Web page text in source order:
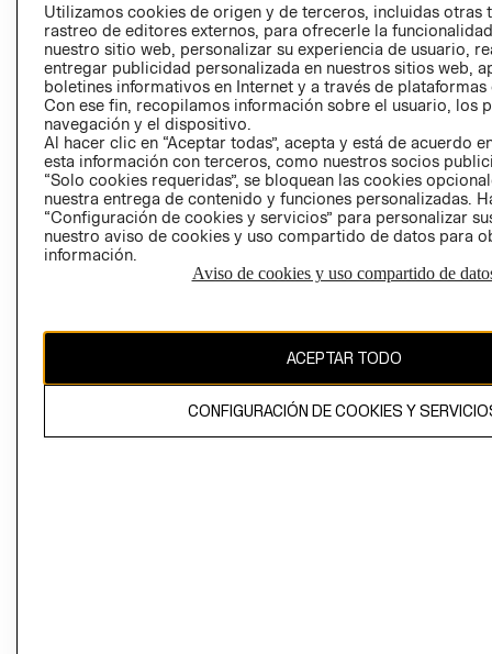
AVISO DE
PRIVACIDAD
GIFT CARD
El contenido de esta página web está protegido por copyright y es
Utilizamos cookies de origen y de terceros, incluidas otras
rastreo de editores externos, para ofrecerle la
nuestro sitio web, personalizar su experiencia de usuario,
entregar publicidad personalizada en nuestros sitios web,
boletines informativos en Internet y a través de plataformas
Con ese fin, recopilamos información sobre el usuario, los
navegación y el dispositivo.
Al hacer clic en “Aceptar todas”, acepta y está de acuerdo
esta información con terceros, como nuestros socios
“Solo cookies requeridas”, se bloquean las cookies
nuestra entrega de contenido y funciones personalizadas.
“Configuración de cookies y servicios” para personalizar
nuestro aviso de cookies y uso compartido de datos para
información.
Aviso de cookies y uso compartido de
ACEPTAR TODO
CONFIGURACIÓN DE COOKIES Y